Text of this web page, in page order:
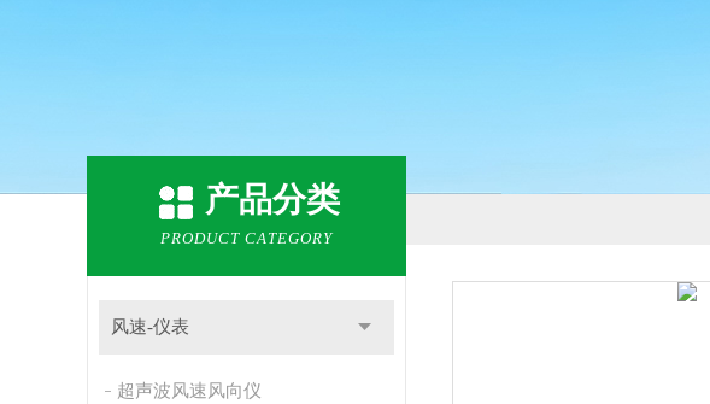
产品分类
PRODUCT CATEGORY
风速-仪表
超声波风速风向仪